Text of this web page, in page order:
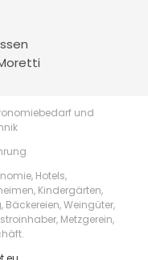
und
Hotels,
Kindergärten,
Weingüter,
Metzgerein,